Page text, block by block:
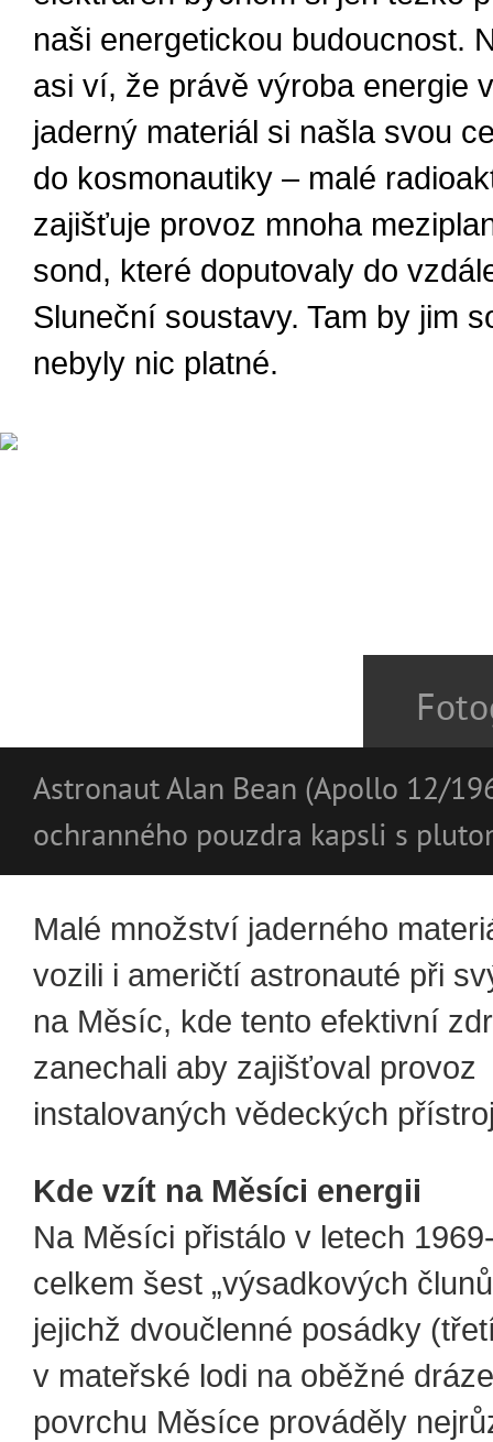
naši energetickou budoucnost.
asi ví, že právě výroba energie
jaderný materiál si našla svou
do kosmonautiky – malé
zajišťuje provoz mnoha
sond, které doputovaly do
Sluneční soustavy. Tam by jim
nebyly nic platné.
Astronaut Alan Bean (Apollo 12/
ochranného pouzdra kapsli s
Malé množství jaderného
vozili i američtí astronauté při
na Měsíc, kde tento efektivní
zanechali aby zajišťoval provoz
instalovaných vědeckých
Kde vzít na Měsíci energii
Na Měsíci přistálo v letech
celkem šest „výsadkových
jejichž dvoučlenné posádky
v mateřské lodi na oběžné
povrchu Měsíce prováděly